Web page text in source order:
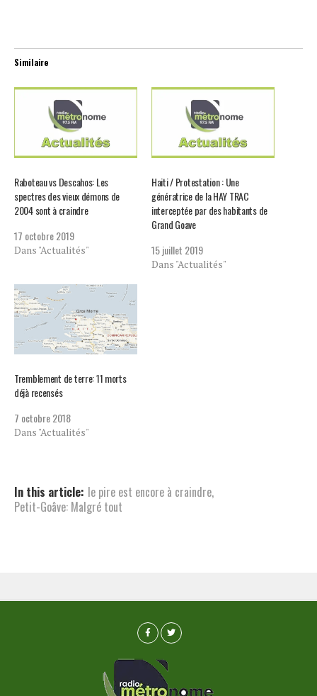
Similaire
Raboteau vs Descahos: Les
spectres des vieux démons de
2004 sont à craindre
17 octobre 2019
Dans "Actualités"
Haiti / Protestation : Une
génératrice de la HAY TRAC
interceptée par des habitants de
Grand Goave
15 juillet 2019
Dans "Actualités"
Tremblement de terre: 11 morts
déjà recensés
7 octobre 2018
Dans "Actualités"
In this article: le pire est encore à craindre,
Petit-Goâve: Malgré tout